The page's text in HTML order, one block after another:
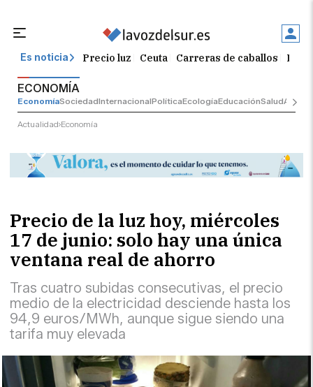
Es noticia Precio luz Ceuta Carreras de caballos El
ECONOMÍA
EconomíaSociedadInternacionalPolíticaEcologíaEducaciónSalud
Actualidad Economía
Precio de la luz hoy, miércoles
17 de junio: solo hay una única
ventana real de ahorro
Tras cuatro subidas consecutivas, el precio
medio de la electricidad desciende hasta los
94,9 euros/MWh, aunque sigue siendo una
tarifa muy elevada